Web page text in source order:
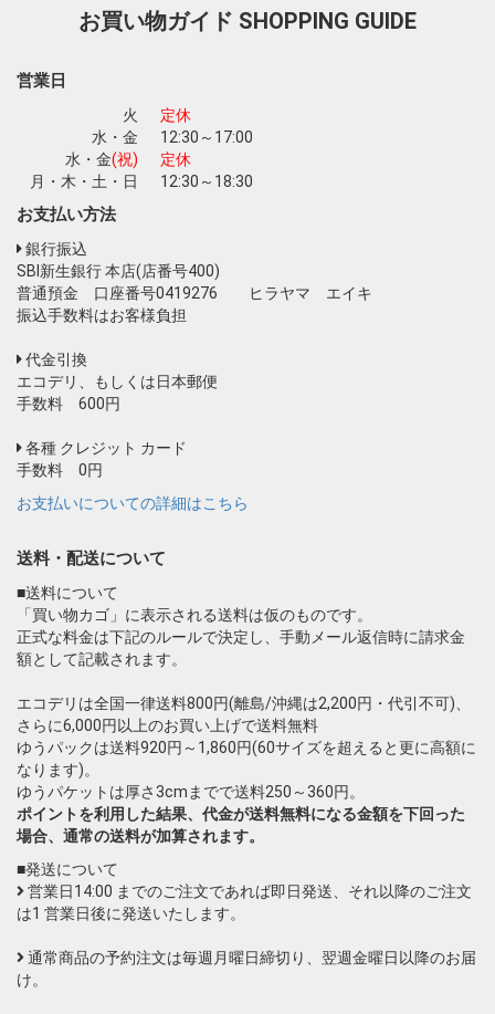
お買い物ガイド SHOPPING GUIDE
営業日
火
定休
水・金
12:30～17:00
水・金(祝)
定休
月・木・土・日
12:30～18:30
お支払い方法
銀行振込
SBI新生銀行 本店(店番号400)
普通預金 口座番号0419276 ヒラヤマ エイキ
振込手数料はお客様負担
代金引換
エコデリ、もしくは日本郵便
手数料 600円
各種 クレジット カード
手数料 0円
お支払いについての詳細はこちら
送料・配送について
■送料について
「買い物カゴ」に表示される送料は仮のものです。
正式な料金は下記のルールで決定し、手動メール返信時に請求金
額として記載されます。
エコデリは全国一律送料800円(離島/沖縄は2,200円・代引不可)、
さらに6,000円以上のお買い上げで送料無料
ゆうパックは送料920円～1,860円(60サイズを超えると更に高額に
なります)。
ゆうパケットは厚さ3cmまでで送料250～360円。
ポイントを利用した結果、代金が送料無料になる金額を下回った
場合、通常の送料が加算されます。
■発送について
営業日14:00 までのご注文であれば即日発送、それ以降のご注文
は1 営業日後に発送いたします。
通常商品の予約注文は毎週月曜日締切り、翌週金曜日以降のお届
け。